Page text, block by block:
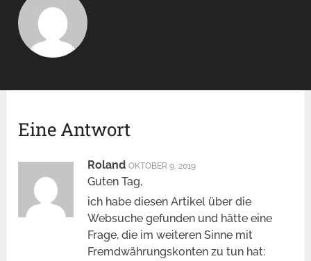
Eine Antwort
Roland OKTOBER 9, 2019
Guten Tag,
ich habe diesen Artikel über die
Websuche gefunden und hätte eine
Frage, die im weiteren Sinne mit
Fremdwährungskonten zu tun hat: